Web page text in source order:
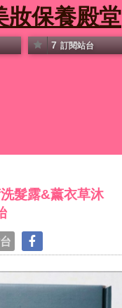
妝保養殿堂
7 訂閱站台
髮露&薰衣草沐